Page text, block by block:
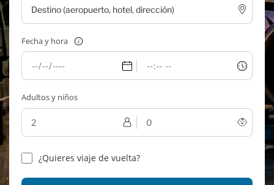
Fecha y hora
Adultos y niños
¿Quieres viaje de vuelta?